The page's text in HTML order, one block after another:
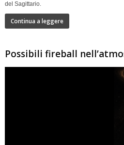
del Sagittario.
Continua a leggere
Possibili fireball